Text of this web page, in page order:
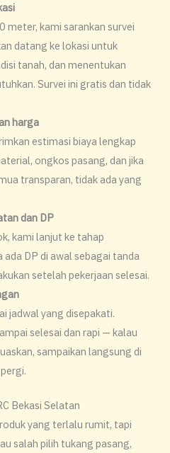
meter, kami sarankan survei
datang ke lokasi untuk
tanah, dan menentukan
Survei ini gratis dan tidak
harga
estimasi biaya lengkap
ongkos pasang, dan jika
transparan, tidak ada yang
dan DP
kami lanjut ke tahap
ada DP di awal sebagai tanda
setelah pekerjaan selesai.
jadwal yang disepakati.
selesai dan rapi — kalau
sampaikan langsung di
Bekasi Selatan
yang terlalu rumit, tapi
salah pilih tukang pasang,